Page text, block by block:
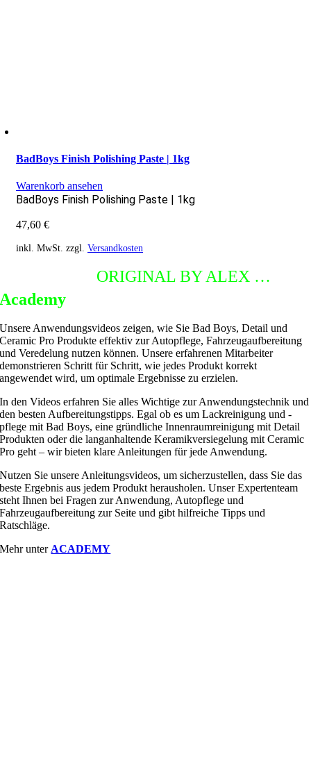
BadBoys Finish Polishing Paste | 1kg
Warenkorb ansehen
BadBoys Finish Polishing Paste | 1kg
47,60 €
inkl. MwSt. zzgl. Versandkosten
ORIGINAL BY ALEX …
Academy
Unsere Anwendungsvideos zeigen, wie Sie Bad Boys, Detail und
Ceramic Pro Produkte effektiv zur Autopflege, Fahrzeugaufbereitung
und Veredelung nutzen können. Unsere erfahrenen Mitarbeiter
demonstrieren Schritt für Schritt, wie jedes Produkt korrekt
angewendet wird, um optimale Ergebnisse zu erzielen.
In den Videos erfahren Sie alles Wichtige zur Anwendungstechnik und
den besten Aufbereitungstipps. Egal ob es um Lackreinigung und -
pflege mit Bad Boys, eine gründliche Innenraumreinigung mit Detail
Produkten oder die langanhaltende Keramikversiegelung mit Ceramic
Pro geht – wir bieten klare Anleitungen für jede Anwendung.
Nutzen Sie unsere Anleitungsvideos, um sicherzustellen, dass Sie das
beste Ergebnis aus jedem Produkt herausholen. Unser Expertenteam
steht Ihnen bei Fragen zur Anwendung, Autopflege und
Fahrzeugaufbereitung zur Seite und gibt hilfreiche Tipps und
Ratschläge.
Mehr unter ACADEMY